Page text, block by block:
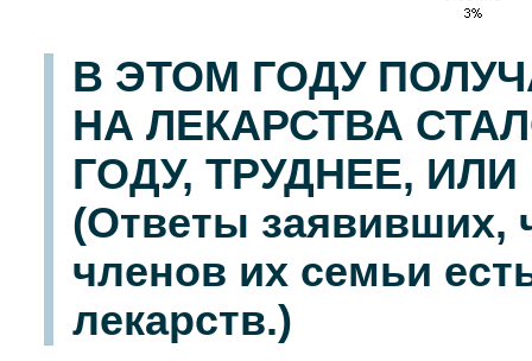
В ЭТОМ ГОДУ
НА ЛЕКАРСТВА
ГОДУ, ТРУДНЕЕ,
(Ответы заявивших,
членов их семьи
лекарств.)